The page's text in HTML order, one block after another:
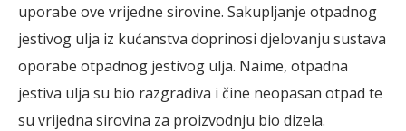
uporabe ove vrijedne sirovine. Sakupljanje otpadnog
jestivog ulja iz kućanstva doprinosi djelovanju sustava
oporabe otpadnog jestivog ulja. Naime, otpadna
jestiva ulja su bio razgradiva i čine neopasan otpad te
su vrijedna sirovina za proizvodnju bio dizela.